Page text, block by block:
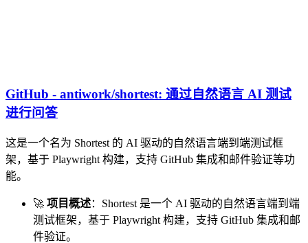
GitHub - antiwork/shortest: 通过自然语言 AI 测试
进行问答
这是一个名为 Shortest 的 AI 驱动的自然语言端到端测试框
架，基于 Playwright 构建，支持 GitHub 集成和邮件验证等功
能。
🚀 项目概述：Shortest 是一个 AI 驱动的自然语言端到端
测试框架，基于 Playwright 构建，支持 GitHub 集成和邮
件验证。